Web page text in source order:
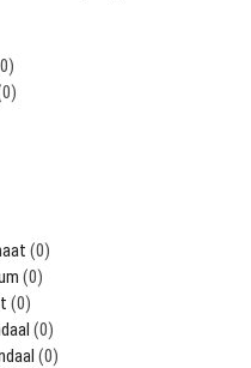
(0)
(0)
(0)
(0)
(0)